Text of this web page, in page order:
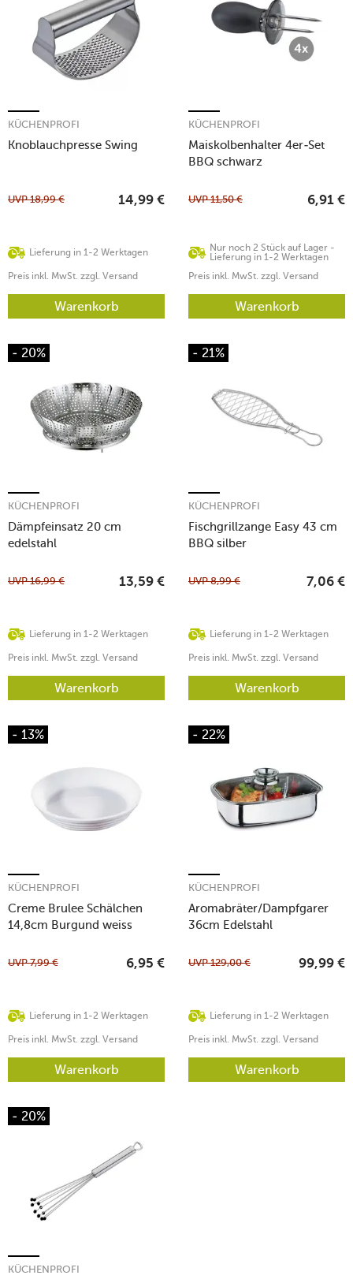
Knoblauchpresse Swing
KÜCHENPROFI
Lieferung in 1-2 Werktagen
UVP18,99 € 14,99 €
Preis inkl. MwSt. zzgl. Versand
Warenkorb
Maiskolbenhalter 4er-Set
BBQ schwarz
KÜCHENPROFI
Nur noch 2 Stück auf Lager -
Lieferung in 1-2 Werktagen
UVP11,50 € 6,91 €
Preis inkl. MwSt. zzgl. Versand
Warenkorb
- 20%
Dämpfeinsatz 20 cm
edelstahl
KÜCHENPROFI
Lieferung in 1-2 Werktagen
UVP16,99 € 13,59 €
Preis inkl. MwSt. zzgl. Versand
Warenkorb
- 21%
Fischgrillzange Easy 43 cm
BBQ silber
KÜCHENPROFI
Lieferung in 1-2 Werktagen
UVP8,99 € 7,06 €
Preis inkl. MwSt. zzgl. Versand
Warenkorb
- 13%
Creme Brulee Schälchen
14,8cm Burgund weiss
KÜCHENPROFI
Lieferung in 1-2 Werktagen
UVP7,99 € 6,95 €
Preis inkl. MwSt. zzgl. Versand
Warenkorb
- 22%
Aromabräter/Dampfgarer
36cm Edelstahl
KÜCHENPROFI
Lieferung in 1-2 Werktagen
UVP129,00 € 99,99 €
Preis inkl. MwSt. zzgl. Versand
Warenkorb
- 20%
KÜCHENPROFI